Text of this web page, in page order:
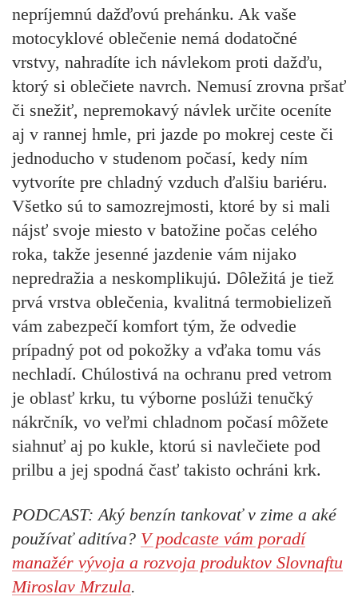
nepríjemnú dažďovú prehánku. Ak vaše
motocyklové oblečenie nemá dodatočné
vrstvy, nahradíte ich návlekom proti dažďu,
ktorý si oblečiete navrch. Nemusí zrovna pršať
či snežiť, nepremokavý návlek určite oceníte
aj v rannej hmle, pri jazde po mokrej ceste či
jednoducho v studenom počasí, kedy ním
vytvoríte pre chladný vzduch ďalšiu bariéru.
Všetko sú to samozrejmosti, ktoré by si mali
nájsť svoje miesto v batožine počas celého
roka, takže jesenné jazdenie vám nijako
nepredražia a neskomplikujú. Dôležitá je tiež
prvá vrstva oblečenia, kvalitná termobielizeň
vám zabezpečí komfort tým, že odvedie
prípadný pot od pokožky a vďaka tomu vás
nechladí. Chúlostivá na ochranu pred vetrom
je oblasť krku, tu výborne poslúži tenučký
nákrčník, vo veľmi chladnom počasí môžete
siahnuť aj po kukle, ktorú si navlečiete pod
prilbu a jej spodná časť takisto ochráni krk.
PODCAST: Aký benzín tankovať v zime a aké
používať aditíva? V podcaste vám poradí
manažér vývoja a rozvoja produktov Slovnaftu
Miroslav Mrzula.